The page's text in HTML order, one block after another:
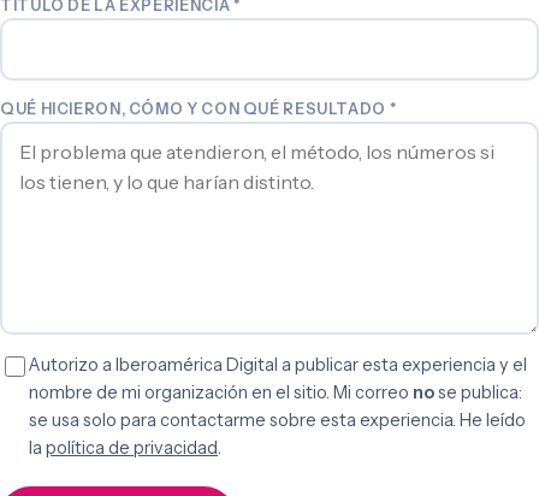
TÍTULO DE LA EXPERIENCIA *
QUÉ HICIERON, CÓMO Y CON QUÉ RESULTADO *
Autorizo a Iberoamérica Digital a publicar esta experiencia y el
nombre de mi organización en el sitio. Mi correo nose publica:
se usa solo para contactarme sobre esta experiencia. He leído
la política de privacidad.